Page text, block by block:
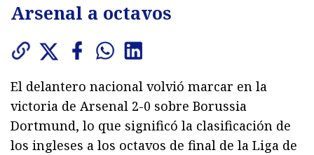
Arsenal a octavos
El delantero nacional volvió marcar en la
victoria de Arsenal 2-0 sobre Borussia
Dortmund, lo que significó la clasificación de
los ingleses a los octavos de final de la Liga de